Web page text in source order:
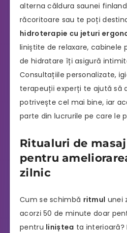
alterna căldura saunei
răcoritoare sau te poți
hidroterapie cu jeturi
liniștite de relaxare, cabinele
de hidratare îți asigură
Consultațiile personalizate,
terapeuții experți te ajută să
potrivește cel mai bine, iar
parte din lucrurile pe care le
Ritualuri de
pentru
zilnic
Cum se schimbă ritmul unei
acorzi 50 de minute doar
pentru liniștea ta interioară?